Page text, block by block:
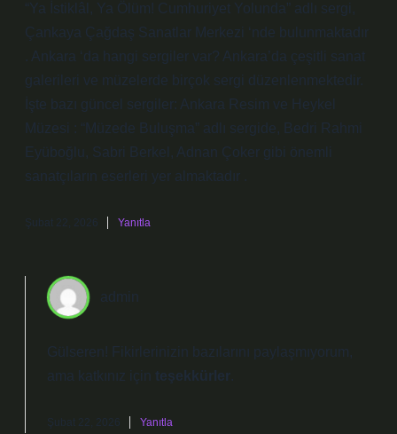
“Ya İstiklâl, Ya Ölüm! Cumhuriyet Yolunda” adlı sergi,
Çankaya Çağdaş Sanatlar Merkezi ‘nde bulunmaktadır
. Ankara ‘da hangi sergiler var? Ankara’da çeşitli sanat
galerileri ve müzelerde birçok sergi düzenlenmektedir.
İşte bazı güncel sergiler: Ankara Resim ve Heykel
Müzesi : “Müzede Buluşma” adlı sergide, Bedri Rahmi
Eyüboğlu, Sabri Berkel, Adnan Çoker gibi önemli
sanatçıların eserleri yer almaktadır .
Şubat 22, 2026 Yanıtla
admin
Gülseren! Fikirlerinizin bazılarını paylaşmıyorum,
ama katkınız için teşekkürler.
Şubat 22, 2026 Yanıtla